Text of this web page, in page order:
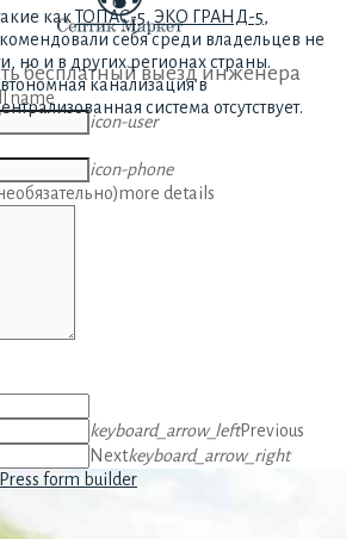
бесплатный выезд инженера
name
icon-user
icon-phone
more details
keyboard_arrow_leftPrevious
Nextkeyboard_arrow_right
form builder
какТОПАС-5, ЭКО ГРАНД-5,
себя среди владельцев не
но и в других регионах страны.
канализация в
система отсутствует.